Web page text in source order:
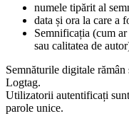
numele tipărit al
data și ora la care a
Semnificația (cum
sau calitatea de
Semnăturile digitale
Logtag.
Utilizatorii autentificați
parole unice.